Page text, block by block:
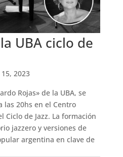
UBA ciclo de
2023
Rojas» de la UBA, se
las 20hs en el Centro
Ciclo de Jazz. La formación
jazzero y versiones de
argentina en clave de